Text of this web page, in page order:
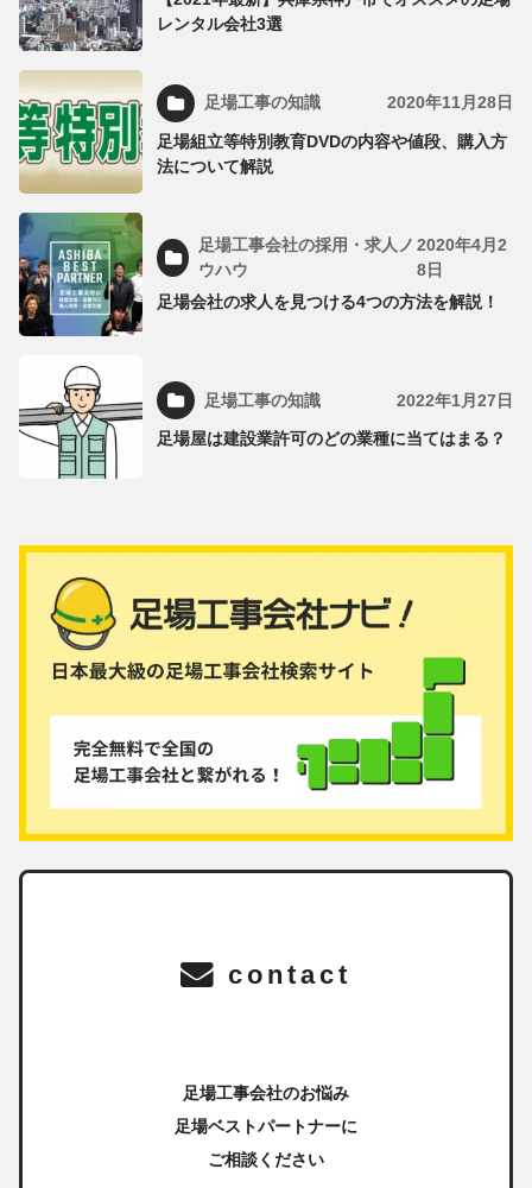
レンタル会社3選
足場工事の知識 2020年11月28日
足場組立等特別教育DVDの内容や値段、購入方
法について解説
足場工事会社の採用・求人ノ
ウハウ
2020年4月2
8日
足場会社の求人を見つける4つの方法を解説！
足場工事の知識 2022年1月27日
足場屋は建設業許可のどの業種に当てはまる？
contact
足場工事会社のお悩み
足場ベストパートナーに
ご相談ください